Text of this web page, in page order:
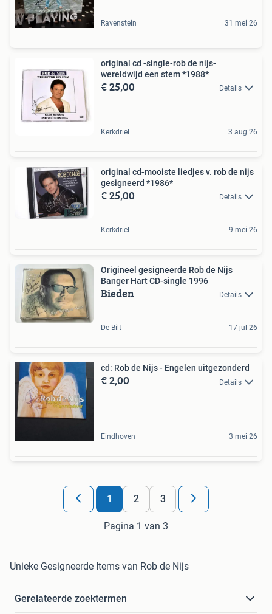
Ravenstein 31 mei 26
original cd -single-rob de nijs-
wereldwijd een stem *1988*
€ 25,00 Details
Kerkdriel 3 aug 26
original cd-mooiste liedjes v. rob de nijs
gesigneerd *1986*
€ 25,00 Details
Kerkdriel 9 mei 26
Origineel gesigneerde Rob de Nijs
Banger Hart CD-single 1996
Bieden Details
De Bilt 17 jul 26
cd: Rob de Nijs - Engelen uitgezonderd
€ 2,00 Details
Eindhoven 3 mei 26
1 2 3
Pagina 1 van 3
Unieke Gesigneerde Items van Rob de Nijs
Gerelateerde zoektermen